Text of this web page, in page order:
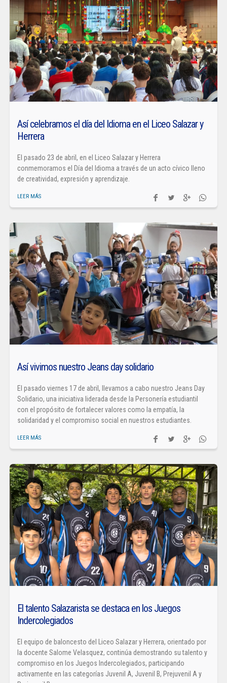
Así celebramos el día del Idioma en el Liceo Salazar y
Herrera
El pasado 23 de abril, en el Liceo Salazar y Herrera
conmemoramos el Día del Idioma a través de un acto cívico lleno
de creatividad, expresión y aprendizaje.
LEER MÁS
Así vivimos nuestro Jeans day solidario
El pasado viernes 17 de abril, llevamos a cabo nuestro Jeans Day
Solidario, una iniciativa liderada desde la Personería estudiantil
con el propósito de fortalecer valores como la empatía, la
solidaridad y el compromiso social en nuestros estudiantes.
LEER MÁS
El talento Salazarista se destaca en los Juegos
Indercolegiados
El equipo de baloncesto del Liceo Salazar y Herrera, orientado por
la docente Salome Velasquez, continúa demostrando su talento y
compromiso en los Juegos Indercolegiados, participando
activamente en las categorías Juvenil A, Juvenil B, Prejuvenil A y